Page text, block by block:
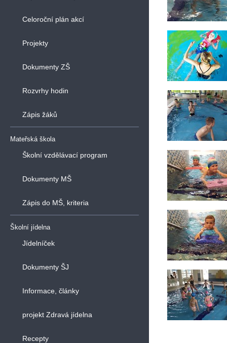
Celoroční plán akcí
Projekty
Dokumenty ZŠ
Rozvrhy hodin
Zápis žáků
Mateřská škola
Školní vzdělávací program
Dokumenty MŠ
Zápis do MŠ, kriteria
Školní jídelna
Jídelníček
Dokumenty ŠJ
Informace, články
projekt Zdravá jídelna
Recepty